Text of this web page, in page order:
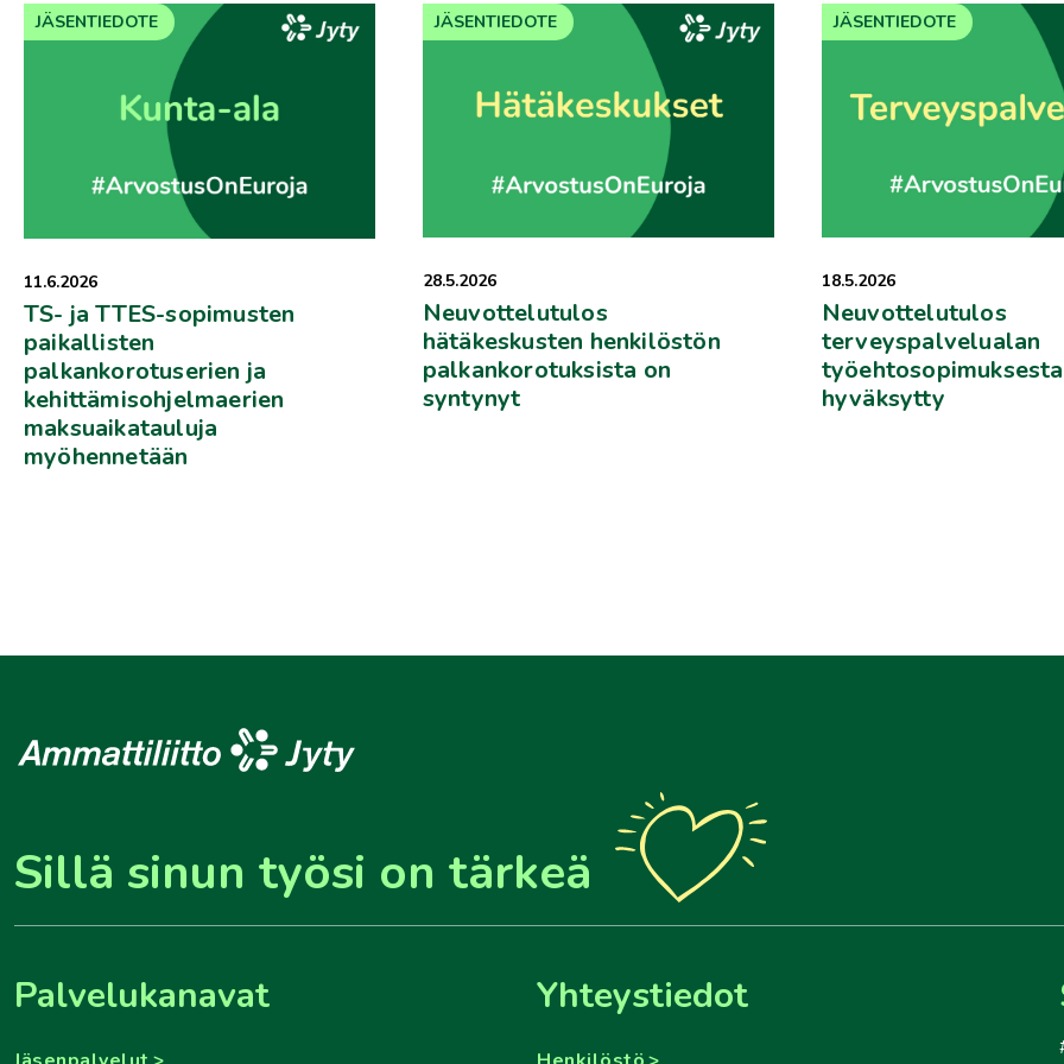
11.6.2026
TS- ja TTES-sopimusten
paikallisten
palkankorotuserien ja
kehittämisohjelmaerien
maksuaikatauluja
myöhennetään
JÄSENTIEDOTE
28.5.2026
Neuvottelutulos
hätäkeskusten henkilöstön
palkankorotuksista on
syntynyt
JÄSENTIEDOTE
18.5.2026
Neuvottelutulos
terveyspalvelualan
hyväksytty
JÄSENTIEDOTE
Sillä sinun työsi on tärkeä
Palvelukanavat Yhteystiedot